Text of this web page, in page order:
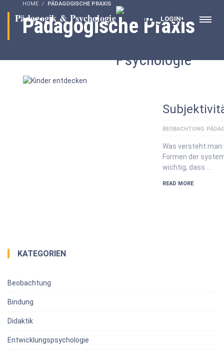
LOGIN
HOME PÄDAGOGISCHE PRAXIS
Pädagogische Praxis
BEOBACHTUNG
Was versteht man
Formen der
wichtig, dass …
READ MORE
KATEGORIEN
Beobachtung
Bindung
Didaktik
Entwicklungspsychologie